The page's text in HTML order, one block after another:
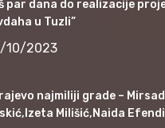
par dana do realizacije
u Tuzli”
10/2023
najmiliji grade –
Milišić,Naida